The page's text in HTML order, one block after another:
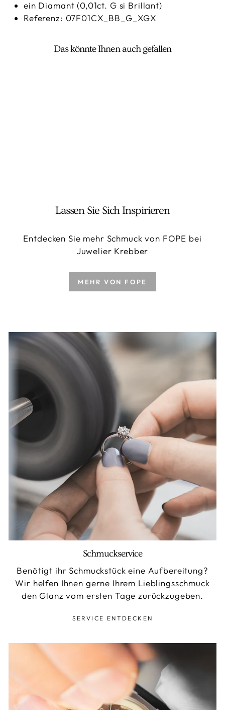
ein Diamant (0,01ct. G si Brillant)
Referenz: 07F01CX_BB_G_XGX
Das könnte Ihnen auch gefallen
Lassen Sie Sich Inspirieren
Entdecken Sie mehr Schmuck von FOPE bei
Juwelier Krebber
MEHR VON FOPE
Schmuckservice
Benötigt ihr Schmuckstück eine Aufbereitung?
Wir helfen Ihnen gerne Ihrem Lieblingsschmuck
den Glanz vom ersten Tage zurückzugeben.
SERVICE ENTDECKEN